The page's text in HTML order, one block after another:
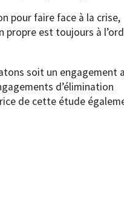
pour faire face à la crise,
est toujours à
soit un engagement
d’élimination
de cette étude